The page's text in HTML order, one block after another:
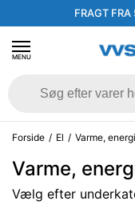
FRAGT FRA
MENU
Forside / El / Varme,
Varme,
Vælg efter